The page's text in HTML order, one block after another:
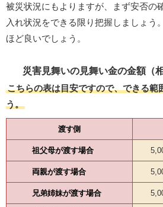
被災状況にもよりますが、まず安否の
入れ状況をできる限り把握しましょう
ほど良いでしょう。
災害見舞いの見舞い金の金額（相
こちらの表は目安ですので、できる範
う。
渡す側
祖父母が渡す場合
両親が渡す場合
兄弟姉妹が渡す場合